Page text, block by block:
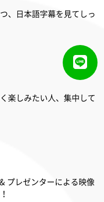
、日本語字幕を見てしっ
楽しみたい人、集中して
プレゼンターによる映像